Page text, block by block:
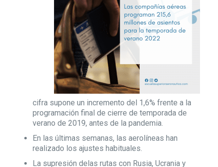
cifra supone un incremento del 1,6% frente a la
programación final de cierre de temporada de
verano de 2019, antes de la pandemia.
En las últimas semanas, las aerolíneas han
realizado los ajustes habituales.
La supresión delas rutas con Rusia, Ucrania y